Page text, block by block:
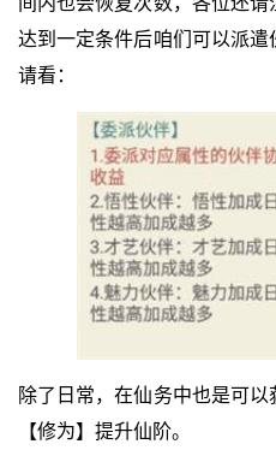
达到一定条件后咱们可以派
请看：
除了日常，在仙务中也是可
【修为】提升仙阶。